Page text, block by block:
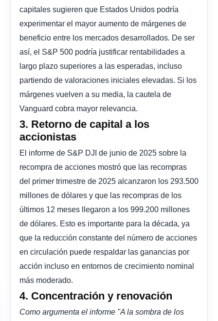
capitales sugieren que Estados Unidos podría
experimentar el mayor aumento de márgenes de
beneficio entre los mercados desarrollados. De ser
así, el S&P 500 podría justificar rentabilidades a
largo plazo superiores a las esperadas, incluso
partiendo de valoraciones iniciales elevadas. Si los
márgenes vuelven a su media, la cautela de
Vanguard cobra mayor relevancia.
3. Retorno de capital a los
accionistas
El informe de S&P DJI de junio de 2025 sobre la
recompra de acciones mostró que las recompras
del primer trimestre de 2025 alcanzaron los 293.500
millones de dólares y que las recompras de los
últimos 12 meses llegaron a los 999.200 millones
de dólares. Esto es importante para la década, ya
que la reducción constante del número de acciones
en circulación puede respaldar las ganancias por
acción incluso en entornos de crecimiento nominal
más moderado.
4. Concentración y renovación
Como argumenta el informe "A la sombra de los